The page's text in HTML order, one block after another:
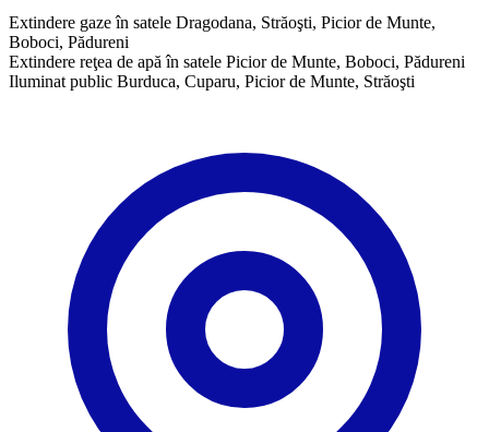
Extindere gaze în satele Dragodana, Străoşti, Picior de Munte,
Boboci, Pădureni
Extindere reţea de apă în satele Picior de Munte, Boboci, Pădureni
Iluminat public Burduca, Cuparu, Picior de Munte, Străoşti